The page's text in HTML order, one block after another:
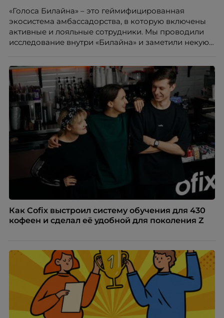
«Голоса Билайна» – это геймифицированная
экосистема амбассадорства, в которую включены
активные и лояльные сотрудники. Мы проводили
исследование внутри «Билайна» и заметили некую
благодарности и публичного признания.
Как Cofix выстроил систему обучения для 430
кофеен и сделал её удобной для поколения Z